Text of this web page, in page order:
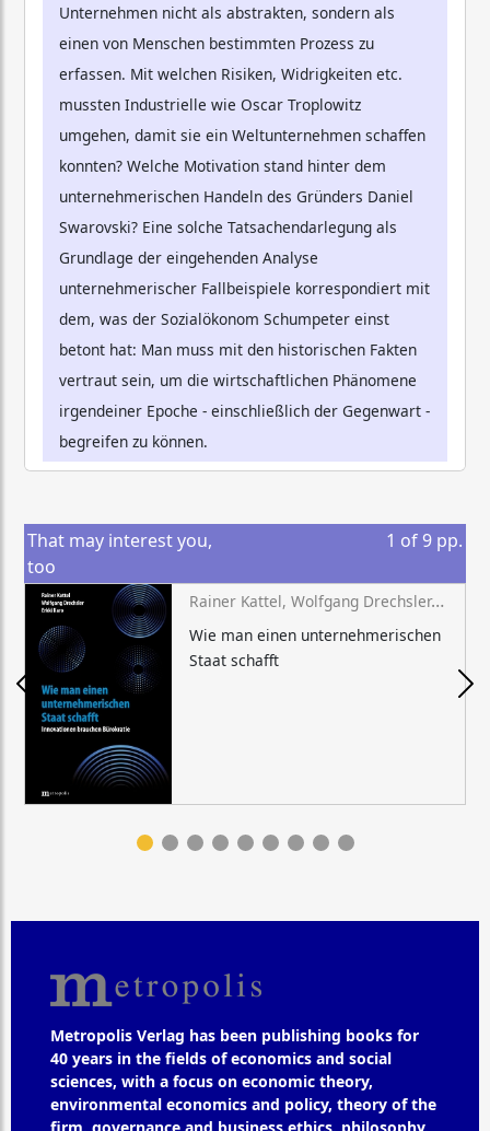
Unternehmen nicht als abstrakten, sondern als
einen von Menschen bestimmten Prozess zu
erfassen. Mit welchen Risiken, Widrigkeiten etc.
mussten Industrielle wie Oscar Troplowitz
umgehen, damit sie ein Weltunternehmen schaffen
konnten? Welche Motivation stand hinter dem
unternehmerischen Handeln des Gründers Daniel
Swarovski? Eine solche Tatsachendarlegung als
Grundlage der eingehenden Analyse
unternehmerischer Fallbeispiele korrespondiert mit
dem, was der Sozialökonom Schumpeter einst
betont hat: Man muss mit den historischen Fakten
vertraut sein, um die wirtschaftlichen Phänomene
irgendeiner Epoche - einschließlich der Gegenwart -
begreifen zu können.
That may interest you,
too
1 of 9 pp.
Rainer Kattel, Wolfgang Drechsler, Erkki Karo
Wie man einen unternehmerischen
Staat schafft
Metropolis Verlag has been publishing books for
40 years in the fields of economics and social
sciences, with a focus on economic theory,
environmental economics and policy, theory of the